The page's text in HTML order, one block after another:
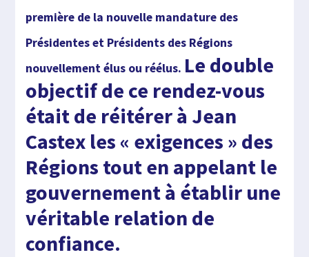
première de la nouvelle mandature des
Présidentes et Présidents des Régions
nouvellement élus ou réélus. Le double
objectif de ce rendez-vous
était de réitérer à Jean
Castex les « exigences » des
Régions tout en appelant le
gouvernement à établir une
véritable relation de
confiance.